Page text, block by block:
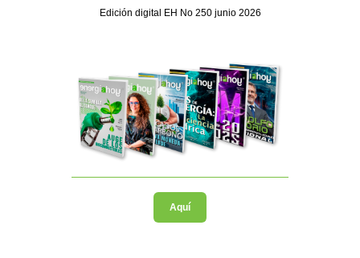
Edición digital EH No 250 junio 2026
Aquí